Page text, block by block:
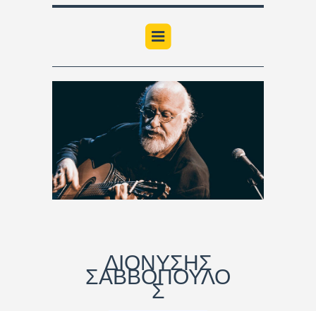
ΔΙΟΝΥΣΗΣ
ΣΑΒΒΟΠΟΥΛΟ
Σ